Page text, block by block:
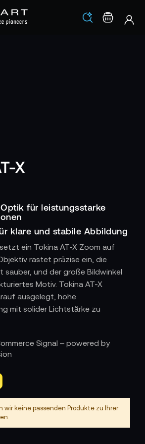
Los
X
für leistungsstarke
klare und stabile Abbildung
ein Tokina AT-X Zoom auf
rastet präzise ein, die
sauber, und der große Bildwinkel
Motiv. Tokina AT-X
ausgelegt, hohe
mit solider Lichtstärke zu
X Serie besteht aus
lassen sich ruhig und
Die Optiken decken Bereiche
Reportagen oder
geeignet sind. Der
mit ihnen, wenn er ohne
Signal – powered by
wir keine passenden Produkte zu Ihrer